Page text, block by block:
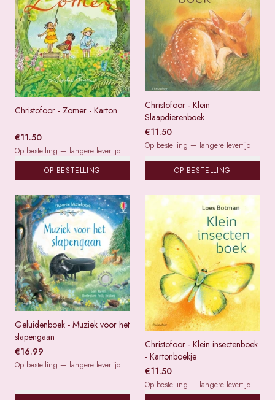
Christofoor - Zomer - Karton
€11.50
Op bestelling — langere levertijd
OP BESTELLING
Christofoor - Klein
Slaapdierenboek
€11.50
Op bestelling — langere levertijd
OP BESTELLING
Geluidenboek - Muziek voor het
slapengaan
€16.99
Op bestelling — langere levertijd
Christofoor - Klein insectenboek
- Kartonboekje
€11.50
Op bestelling — langere levertijd